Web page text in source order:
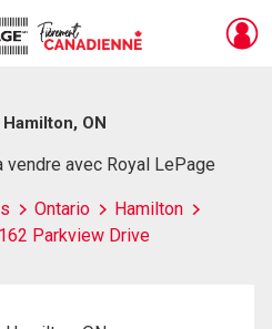
ON
avec Royal LePage
Ontario
Hamilton
162 Parkview Drive